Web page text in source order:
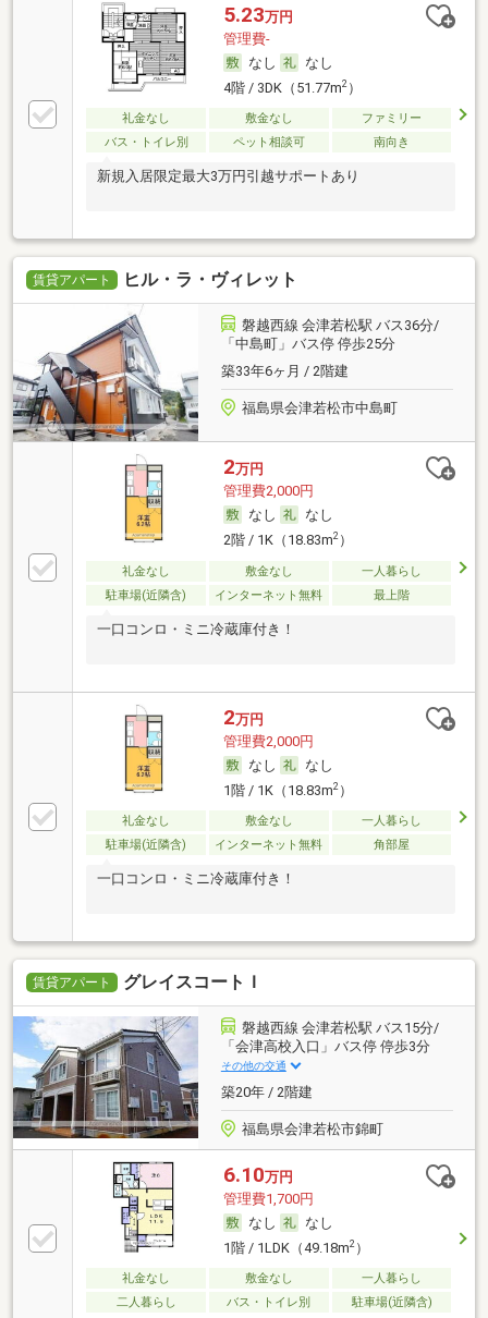
5.23万円
管理費-
なし
なし
4階 / 3DK（51.77m2）
礼金なし 敷金なし
ファミリー
バス・トイレ別
ペット相談可 南向き
新規入居限定最大3万円引越サポートあり
賃貸アパート ヒル・ラ・ヴィレット
磐越西線 会津若松駅 バス36分/
「中島町」バス停 停歩25分
築33年6ヶ月 / 2階建
福島県会津若松市中島町
2万円
管理費2,000円
なし
なし
2階 / 1K（18.83m2）
礼金なし 敷金なし
一人暮らし
駐車場(近隣含)
インターネット無料 最上階
一口コンロ・ミニ冷蔵庫付き！
2万円
管理費2,000円
なし
なし
1階 / 1K（18.83m2）
礼金なし 敷金なし
一人暮らし
駐車場(近隣含)
インターネット無料 角部屋
一口コンロ・ミニ冷蔵庫付き！
賃貸アパート グレイスコートＩ
磐越西線 会津若松駅 バス15分/
「会津高校入口」バス停 停歩3分
その他の交通
築20年 / 2階建
福島県会津若松市錦町
6.10万円
管理費1,700円
なし
なし
1階 / 1LDK（49.18m2）
礼金なし 敷金なし
一人暮らし
二人暮らし
バス・トイレ別 駐車場(近隣含)